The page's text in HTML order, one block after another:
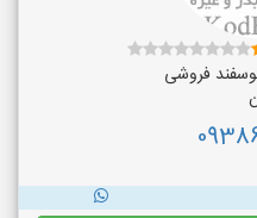
فروشی